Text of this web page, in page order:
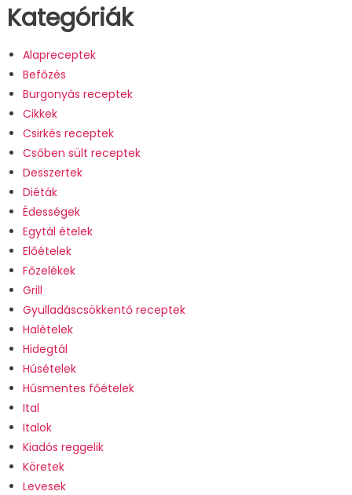
Kategóriák
Alapreceptek
Befőzés
Burgonyás receptek
Cikkek
Csirkés receptek
Csőben sült receptek
Desszertek
Diéták
Édességek
Egytál ételek
Előételek
Főzelékek
Grill
Gyulladáscsökkentő receptek
Halételek
Hidegtál
Húsételek
Húsmentes főételek
Ital
Italok
Kiadós reggelik
Köretek
Levesek